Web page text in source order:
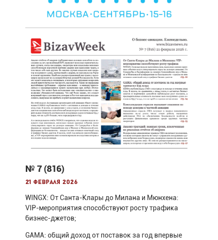
№ 7 (816)
21 февраля 2026
WINGX: От Санта-Клары до Милана и Мюнхена:
VIP-мероприятия способствуют росту трафика
бизнес-джетов;
GAMA: общий доход от поставок за год впервые